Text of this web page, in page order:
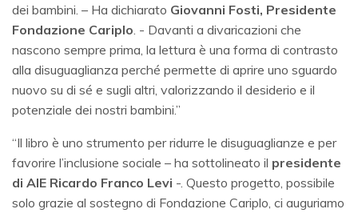
dei bambini. – Ha dichiarato Giovanni Fosti, Presidente
Fondazione Cariplo . - Davanti a divaricazioni che
nascono sempre prima, la lettura è una forma di contrasto
alla disuguaglianza perché permette di aprire uno sguardo
nuovo su di sé e sugli altri, valorizzando il desiderio e il
potenziale dei nostri bambini.”
“Il libro è uno strumento per ridurre le disuguaglianze e per
favorire l’inclusione sociale – ha sottolineato il presidente
di AIE Ricardo Franco Levi -. Questo progetto, possibile
solo grazie al sostegno di Fondazione Cariplo, ci auguriamo